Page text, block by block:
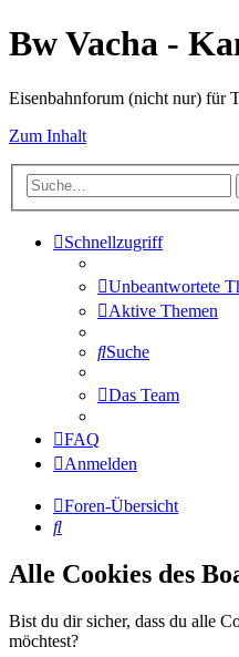
Bw Vacha -
Eisenbahnforum (nicht nur) für
Zum Inhalt
Schnellzugriff
Unbeantwortete
Aktive Themen
Suche
Das Team
FAQ
Anmelden
Foren-Übersicht
Suche
Alle Cookies des
Bist du dir sicher, dass du alle
möchtest?